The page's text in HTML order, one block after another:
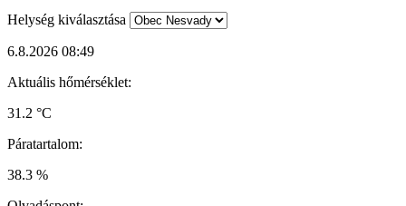
Helység kiválasztása
6.8.2026 08:49
Aktuális hőmérséklet:
31.2 °C
Páratartalom:
38.3 %